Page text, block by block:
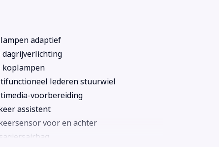
adaptief
dagrijverlichting
koplampen
lederen stuurwiel
voorbereiding
assistent
voor en achter